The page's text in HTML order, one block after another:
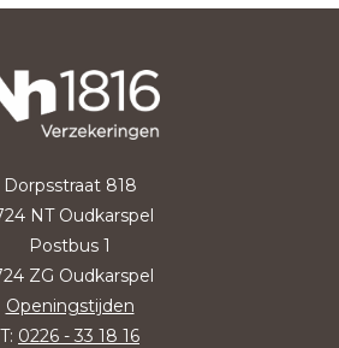
Dorpsstraat 818
NT Oudkarspel
Postbus 1
ZG Oudkarspel
Openingstijden
T: 0226 - 33 18 16